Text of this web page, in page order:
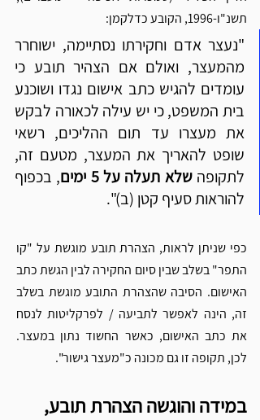
תשנ"ו-1996, הקובע כדלקמן:
לתקופה שלא תעלה על 5 ימים
להוראות סעיף קטן (ב)".
לכן, תקופה זו גם מכונה כ"מעצר גישור".
במידה והוגשה הצהרת תובע,